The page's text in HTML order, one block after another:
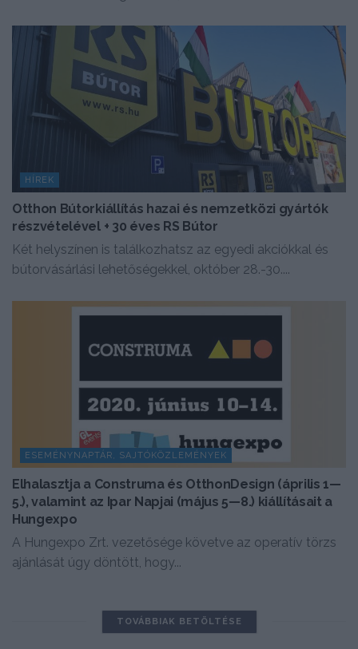
HÍREK
Otthon Bútorkiállítás hazai és nemzetközi gyártók
részvételével + 30 éves RS Bútor
Két helyszínen is találkozhatsz az egyedi akciókkal és
bútorvásárlási lehetőségekkel, október 28.-30....
ESEMÉNYNAPTÁR, SAJTÓKÖZLEMÉNYEK
Elhalasztja a Construma és OtthonDesign (április 1—
5.), valamint az Ipar Napjai (május 5—8.) kiállításait a
Hungexpo
A Hungexpo Zrt. vezetősége követve az operatív törzs
ajánlását úgy döntött, hogy...
TOVÁBBIAK BETÖLTÉSE